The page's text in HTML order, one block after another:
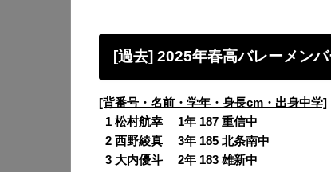
[過去] 2025年春高バレーメンバ
[背番号・名前・学年・身長cm・出身中学]
1 松村航幸 1年 187 重信中
2 西野綾真 3年 185 北条南中
3 大内優斗 2年 183 雄新中